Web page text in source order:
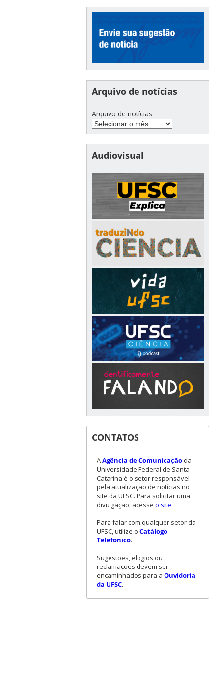
Arquivo de notícias
Arquivo de notícias
Audiovisual
CONTATOS
AAgência de Comunicaçãoda
Universidade Federal de Santa
Catarina é o setor responsável
pela atualização de notícias no
site da UFSC. Para solicitar uma
divulgação, acesse o site.
Para falar com qualquer setor da
UFSC, utilize o Catálogo
Telefônico.
Sugestões, elogios ou
reclamações devem ser
encaminhados para a Ouvidoria
da UFSC.